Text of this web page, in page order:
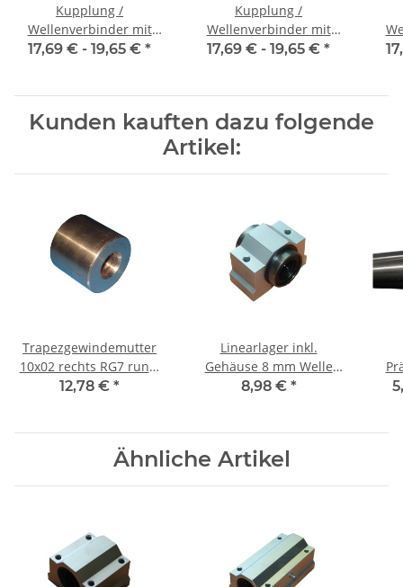
Kupplung /
Wellenverbinder mit
Klemmnaben WSV-K 16
17,69 € - 19,65 € *
Kupplung /
Wellenverbinder mit
Klemmnaben WSV-K 16
17,69 € - 19,65 € *
Kunden kauften dazu folgende
Artikel:
Trapezgewindemutter
10x02 rechts RG7 rund,
Rotguss
12,78 € *
Linearlager inkl.
Gehäuse 8 mm Welle
SCS
8,98 € *
Ähnliche Artikel